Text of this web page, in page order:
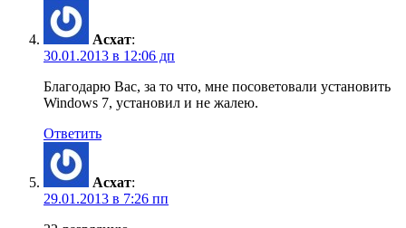
Асхат:
30.01.2013 в 12:06 дп
Благодарю Вас, за то что, мне посоветовали установить
Windows 7, установил и не жалею.
Ответить
Асхат:
29.01.2013 в 7:26 пп